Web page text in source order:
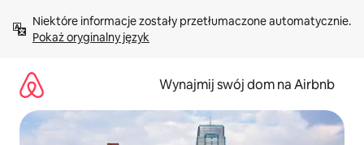
treści Pokaż oryginalny język
Wynajmij swój dom na Airbnb